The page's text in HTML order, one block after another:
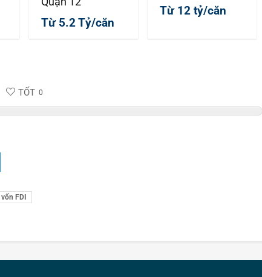
Từ 5.2 Tỷ/căn
Từ 12 tỷ/căn
TỐT 0
vốn FDI